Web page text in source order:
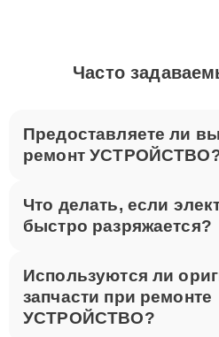
Часто
Предоставляете ли
ремонт
Что делать, если
быстро разряжается?
Используются ли
запчасти при ремонте
УСТРОЙСТВО?